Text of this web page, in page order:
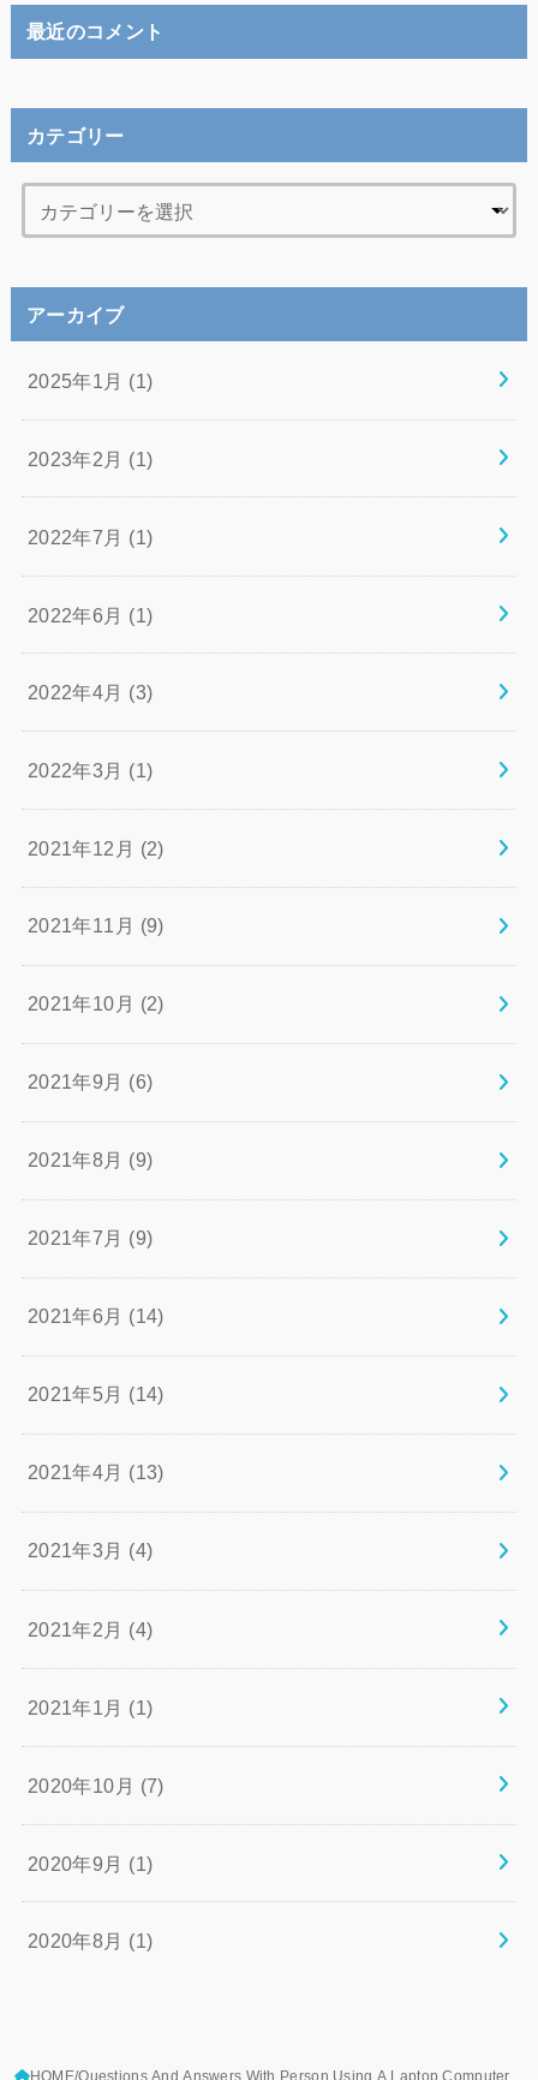
最近のコメント
カテゴリー
アーカイブ
2025年1月 (1)
2023年2月 (1)
2022年7月 (1)
2022年6月 (1)
2022年4月 (3)
2022年3月 (1)
2021年12月 (2)
2021年11月 (9)
2021年10月 (2)
2021年9月 (6)
2021年8月 (9)
2021年7月 (9)
2021年6月 (14)
2021年5月 (14)
2021年4月 (13)
2021年3月 (4)
2021年2月 (4)
2021年1月 (1)
2020年10月 (7)
2020年9月 (1)
2020年8月 (1)
HOME Questions,And,Answers,With,Person,Using,A,Laptop,Computer